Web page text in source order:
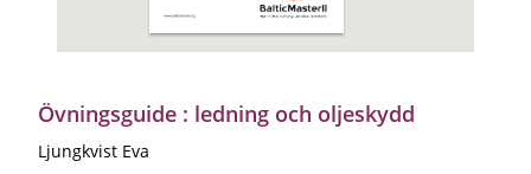
Övningsguide : ledning och oljeskydd
Ljungkvist Eva